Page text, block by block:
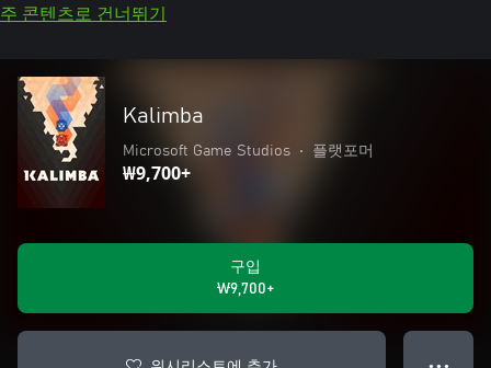
주 콘텐츠로 건너뛰기
Kalimba
Microsoft Game Studios • 플랫포머
₩9,700+
구입
₩9,700+
● ● ●